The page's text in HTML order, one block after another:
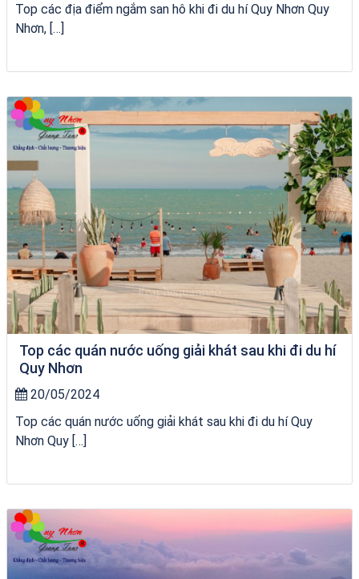
Top các địa điểm ngắm san hô khi đi du hí Quy Nhơn Quy
Nhơn, […]
Tour Gia Lai Quy Nhơn
Top các quán nước uống giải khát sau khi đi du hí
Quy Nhơn
20/05/2024
Top các quán nước uống giải khát sau khi đi du hí Quy
Nhơn Quy […]